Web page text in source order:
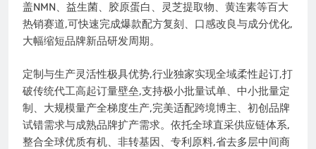
盖NMN、益生菌、胶原蛋白、灵芝提取物、黄连素等百大
热销赛道,可快速完成爆款配方复刻、口感改良与成分优化,
大幅缩短品牌新品研发周期。
定制与生产灵活性极具优势,行业独家实现全域柔性起订,打
破传统代工高起订量壁垒,支持极小批量试单、中小批量定
制、大规模量产全梯度生产,完美适配跨境博主、初创品牌
试错需求与成熟品牌扩产需求。依托全球直采供应链体系,
整合全球优质有机、非转基因、专利原料,省去多层中间商